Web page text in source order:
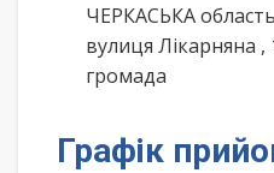
ЧЕРКАСЬКА
вулиця Лікарняна
громада
Графік